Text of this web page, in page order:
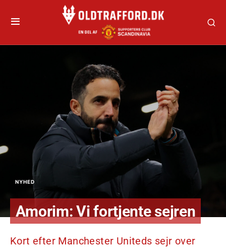
NYHED
Amorim: Vi fortjente sejren
Kort efter Manchester Uniteds sejr over